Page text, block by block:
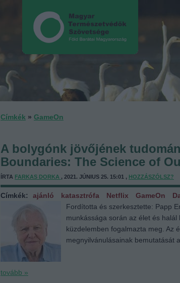
Címkék » GameOn
A bolygónk jövőjének
Boundaries: The Science of
ÍRTA FARKAS DORKA , 2021. JÚNIUS 25. 15:01 , HOZZÁSZÓLSZ?
Címkék: ajánló katasztrófa Netflix GameOn
Fordította és szerkesztette: Papp
munkássága során az élet és
küzdelemben fogalmazta meg. Az
megnyilvánulásainak bemutatását
tovább »